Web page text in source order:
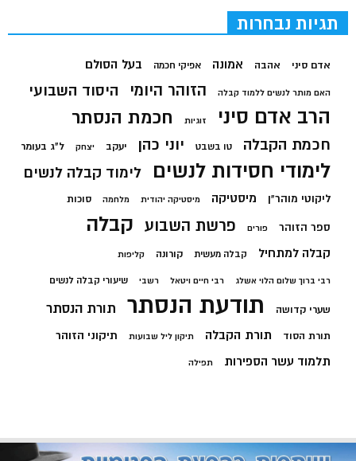
תגיות נבחרות
אדם סיני אהבה אמונה אפיקי חכמה בעל הסולם
האם מותר לנשים ללמוד קבלה הזוהר היומי היסוד השבועי
הרב אדם סיני זוגיות חכמת הנסתר
חכמת הקבלה טו בשבט יוני כהן יעקב יצחק ל"ג בעומר
לימודי חסידות לנשים לימוד קבלה לנשים
ליקוטי מוהר"ן מיסטיקה מיסטיקה יהודית מלחמה סוכות
ספר הזוהר פורים פרשת השבוע קבלה
קבלה למתחיל קבלה מעשית קורונה קליפות
רבי ברוך שלום הלוי אשלג רבי חיים ויטאל רשבי שיעורי קבלה לנשים
שערי קדושה תודעת הנסתר תורת הנסתר
תורת הסוד תורת הקבלה תיקון ליל שבועות תיקוני הזוהר
תלמוד עשר הספירות תפילה